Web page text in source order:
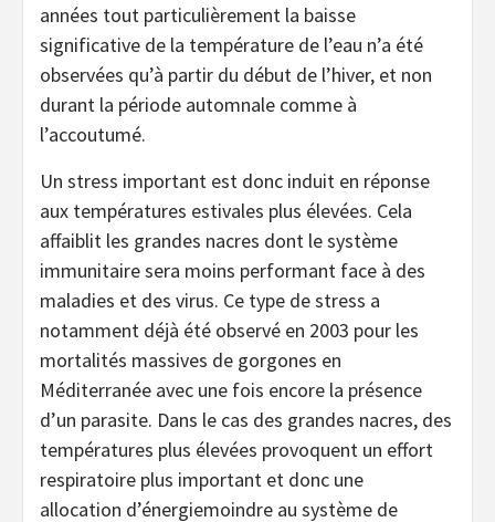
années tout particulièrement la baisse
significative de la température de l’eau n’a été
observées qu’à partir du début de l’hiver, et non
durant la période automnale comme à
l’accoutumé.
Un stress important est donc induit en réponse
aux températures estivales plus élevées. Cela
affaiblit les grandes nacres dont le système
immunitaire sera moins performant face à des
maladies et des virus. Ce type de stress a
notamment déjà été observé en 2003 pour les
mortalités massives de gorgones en
Méditerranée avec une fois encore la présence
d’un parasite. Dans le cas des grandes nacres, des
températures plus élevées provoquent un effort
respiratoire plus important et donc une
allocation d’énergiemoindre au système de